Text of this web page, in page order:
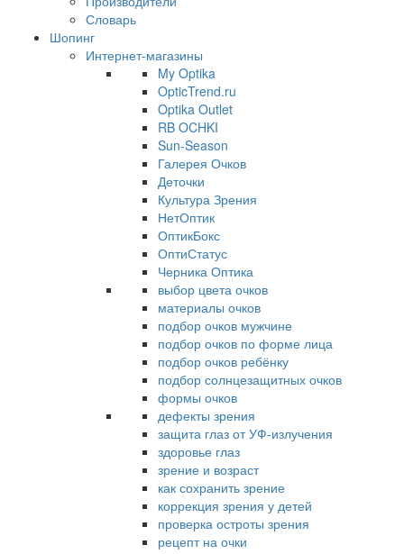
Словарь
Шопинг
Интернет-магазины
My Optika
OpticTrend.ru
Optika Outlet
RB OCHKI
Sun-Season
Галерея Очков
Деточки
Культура Зрения
НетОптик
ОптикБокс
ОптиСтатус
Черника Оптика
выбор цвета очков
материалы очков
подбор очков мужчине
подбор очков по форме лица
подбор очков ребёнку
подбор солнцезащитных очков
формы очков
дефекты зрения
защита глаз от УФ-излучения
здоровье глаз
зрение и возраст
как сохранить зрение
коррекция зрения у детей
проверка остроты зрения
рецепт на очки